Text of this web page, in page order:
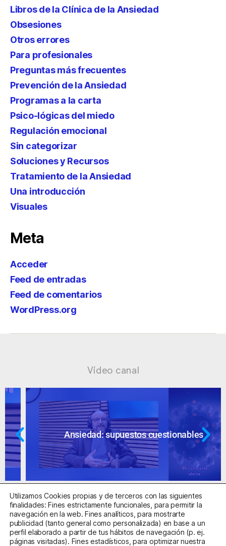
Libros de la Clínica de la Ansiedad
Obsesiones
Otros errores
Para profesionales
Preguntas más frecuentes
Prevención de la Ansiedad
Programas a la carta
Psico-lógicas del miedo
Regulación emocional
Sin categorizar
Soluciones y Recursos
Tratamiento de la Ansiedad
Una introducción
Visuales
Meta
Acceder
Feed de entradas
Feed de comentarios
WordPress.org
Vídeo canal
Ansiedad: supuestos cuestionables
Centro Sanitario Autorizado con el código E08737002
Utilizamos Cookies propias y de terceros con las siguientes
finalidades: Fines estrictamente funcionales, para permitir la
navegación en la web. Fines analíticos, para mostrarte
publicidad (tanto general como personalizada) en base a un
perfil elaborado a partir de tus hábitos de navegación (p. ej.
páginas visitadas). Fines estadísticos, para optimizar nuestra